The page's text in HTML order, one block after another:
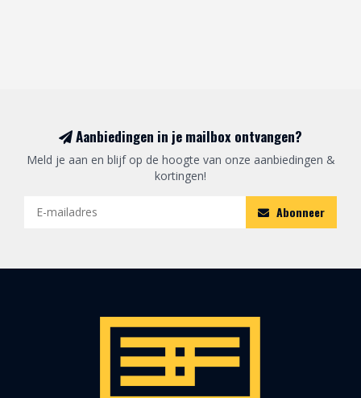
Aanbiedingen in je mailbox ontvangen?
Meld je aan en blijf op de hoogte van onze aanbiedingen &
kortingen!
Abonneer